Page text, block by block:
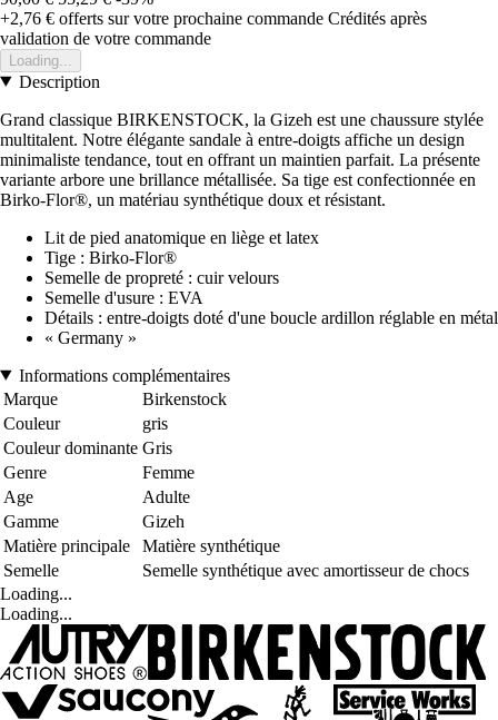
+2,76 € offerts sur votre prochaine commande Crédités après
validation de votre commande
Loading...
Description
Grand classique BIRKENSTOCK, la Gizeh est une chaussure stylée
multitalent. Notre élégante sandale à entre-doigts affiche un design
minimaliste tendance, tout en offrant un maintien parfait. La présente
variante arbore une brillance métallisée. Sa tige est confectionnée en
Birko-Flor®, un matériau synthétique doux et résistant.
Lit de pied anatomique en liège et latex
Tige : Birko-Flor®
Semelle de propreté : cuir velours
Semelle d'usure : EVA
Détails : entre-doigts doté d'une boucle ardillon réglable en métal
« Germany »
Informations complémentaires
Marque
Birkenstock
Couleur
gris
Couleur dominante Gris
Genre
Femme
Age
Adulte
Gamme
Gizeh
Matière principale
Matière synthétique
Semelle
Semelle synthétique avec amortisseur de chocs
Loading...
Loading...